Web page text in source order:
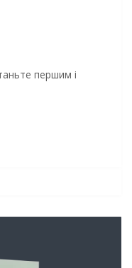
першим і